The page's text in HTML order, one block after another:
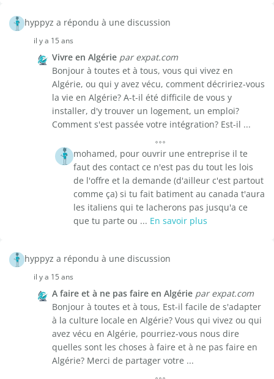
hyppyz a répondu à une discussion
il y a 15 ans
Vivre en Algérie par expat.com
Bonjour à toutes et à tous, vous qui vivez en
Algérie, ou qui y avez vécu, comment décririez-vous
la vie en Algérie? A-t-il été difficile de vous y
installer, d'y trouver un logement, un emploi?
Comment s'est passée votre intégration? Est-il ...
mohamed, pour ouvrir une entreprise il te
faut des contact ce n'est pas du tout les lois
de l'offre et la demande (d'ailleur c'est partout
comme ça) si tu fait batiment au canada t'aura
les italiens qui te lacherons pas jusqu'a ce
que tu parte ou ... En savoir plus
hyppyz a répondu à une discussion
il y a 15 ans
A faire et à ne pas faire en Algérie par expat.com
Bonjour à toutes et à tous, Est-il facile de s'adapter
à la culture locale en Algérie? Vous qui vivez ou qui
avez vécu en Algérie, pourriez-vous nous dire
quelles sont les choses à faire et à ne pas faire en
Algérie? Merci de partager votre ...